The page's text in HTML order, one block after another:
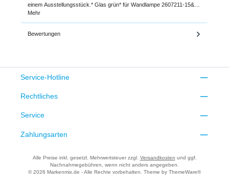
einem Ausstellungsstück.* Glas grün* für Wandlampe 2607211-15&…
Mehr
Bewertungen
Service-Hotline
Rechtliches
Service
Zahlungsarten
Alle Preise inkl. gesetzl. Mehrwertsteuer zzgl. Versandkosten und ggf.
Nachnahmegebühren, wenn nicht anders angegeben.
© 2026 Markenmix.de - Alle Rechte vorbehalten. Theme by ThemeWare®